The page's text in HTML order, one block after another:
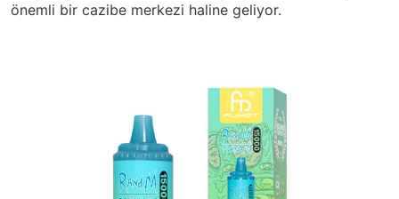
önemli bir cazibe merkezi haline geliyor.